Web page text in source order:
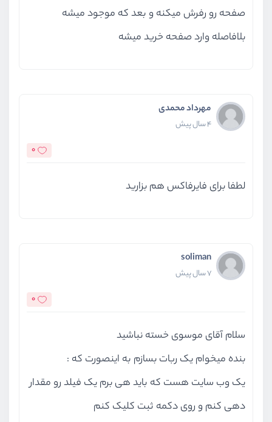
صفحه رو رفرش میکنه و بعد که موجود میشه
بلافاصله وارد صفحه خرید میشه
مهرداد محمدی
4 سال پیش
0
لطفا برای فایرفاکس هم بزارید
soliman
7 سال پیش
0
سلام آقای موسوی خسته نباشید
بنده میخوام یک ربات بسازم به اینصورت که :
یک وب سایت هست که باید هی برم یک فیلد رو مقدار
دهی کنم و روی دکمه ثبت کلیک کنم